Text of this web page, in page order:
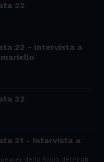
22
22 - Intervista a
22
21 - Intervista a
della Radio dei Pirati